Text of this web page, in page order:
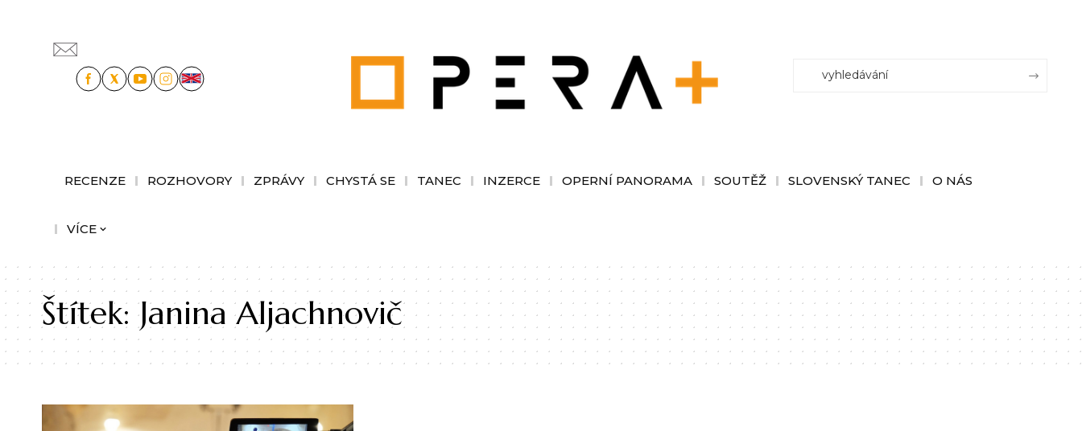
RECENZE ROZHOVORY ZPRÁVY CHYSTÁ SE TANEC INZERCE OPERNÍ PANORAMA SOUTĚŽ SLOVENSKÝ TANEC O NÁS
VÍCE
Štítek:Janina Aljachnovič